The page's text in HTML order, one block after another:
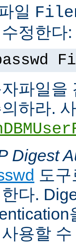
일
정한다:
파일
하라.
Digest
도
다.
용할